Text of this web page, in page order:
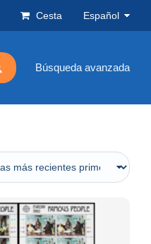
Cesta Español
Búsqueda avanzada